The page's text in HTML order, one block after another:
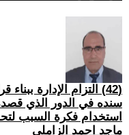
(42) التزام الإدارة
سنده في الدور الذي
استخدام فكرة السبب
ماجد احمد الزاملي